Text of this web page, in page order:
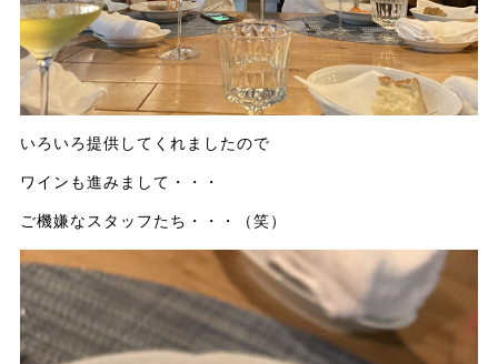
いろいろ提供してくれましたので
ワインも進みまして・・・
ご機嫌なスタッフたち・・・（笑）